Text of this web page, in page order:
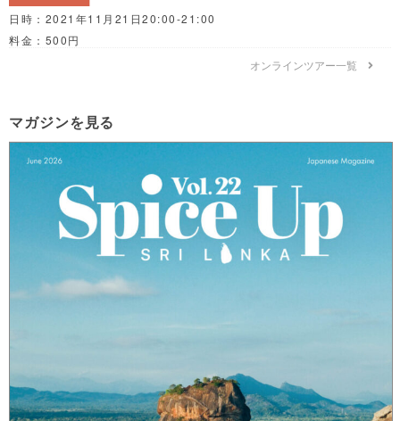
日時：2021年11月21日20:00-21:00
料金：500円
オンラインツアー一覧
マガジンを見る